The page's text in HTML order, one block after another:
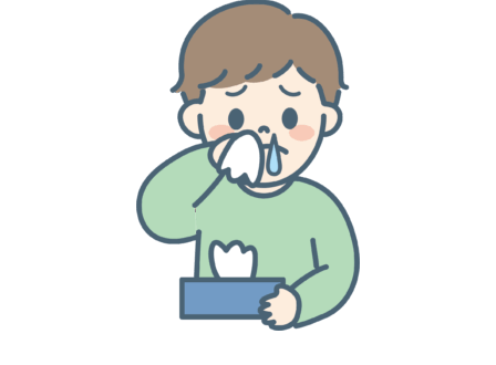
086-243-2011
9:00-18:00 土曜午後・日曜祝休診